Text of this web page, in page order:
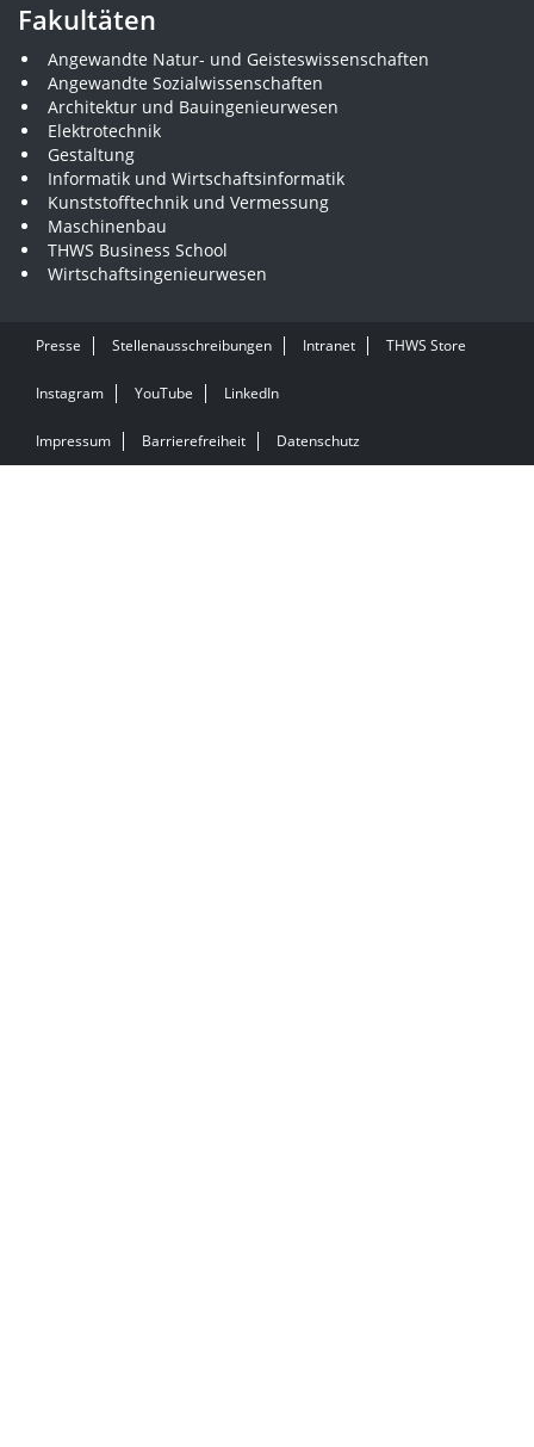
Fakultäten
Angewandte Natur- und Geisteswissenschaften
Angewandte Sozialwissenschaften
Architektur und Bauingenieurwesen
Elektrotechnik
Gestaltung
Informatik und Wirtschaftsinformatik
Kunststofftechnik und Vermessung
Maschinenbau
THWS Business School
Wirtschaftsingenieurwesen
Presse Stellenausschreibungen Intranet THWS Store
Instagram YouTube LinkedIn
Impressum Barrierefreiheit Datenschutz